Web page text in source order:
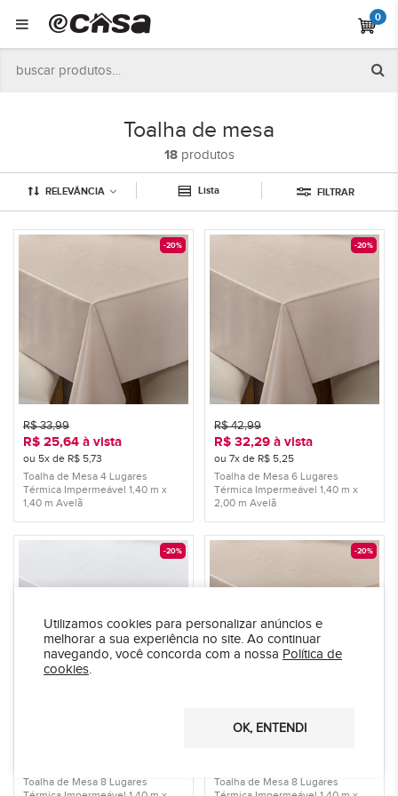
0
Toalha de mesa
RELEVÂNCIA Lista FILTRAR
18produtos
-20%
Toalha de Mesa 4 Lugares
Térmica Impermeável 1,40 m x
1,40 m Avelã
R$ 33,99
R$ 25,64 à vista
ou 5x de R$ 5,73
-20%
Toalha de Mesa 6 Lugares
Térmica Impermeável 1,40 m x
2,00 m Avelã
R$ 42,99
R$ 32,29 à vista
ou 7x de R$ 5,25
-20%
Toalha de Mesa 8 Lugares
-20%
Toalha de Mesa 8 Lugares
R$ 47,99
Utilizamos cookies para personalizar anúncios e
melhorar a sua experiência no site. Ao continuar
navegando, você concorda com a nossa Política de
cookies.
OK, ENTENDI